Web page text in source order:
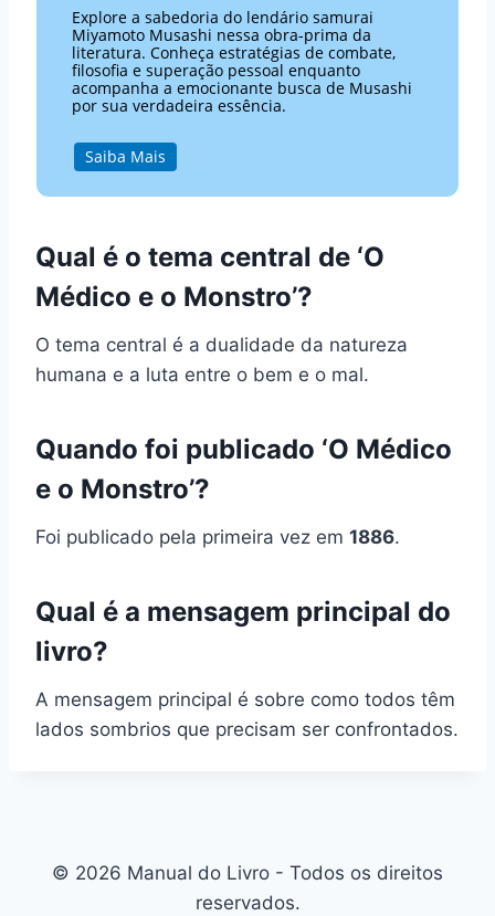
Explore a sabedoria do lendário samurai
Miyamoto Musashi nessa obra-prima da
literatura. Conheça estratégias de combate,
filosofia e superação pessoal enquanto
acompanha a emocionante busca de Musashi
por sua verdadeira essência.
Saiba Mais
Qual é o tema central de ‘O
Médico e o Monstro’?
O tema central é a dualidade da natureza
humana e a luta entre o bem e o mal.
Quando foi publicado ‘O Médico
e o Monstro’?
Foi publicado pela primeira vez em 1886.
Qual é a mensagem principal do
livro?
A mensagem principal é sobre como todos têm
lados sombrios que precisam ser confrontados.
© 2026 Manual do Livro - Todos os direitos
reservados.